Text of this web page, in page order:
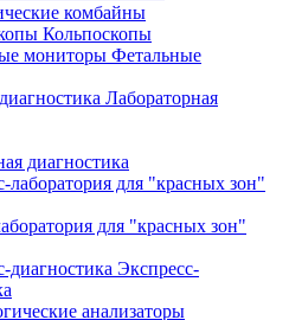
комбайны
Кольпоскопы
Фетальные
Лабораторная
диагностика
для "красных зон"
Экспресс-